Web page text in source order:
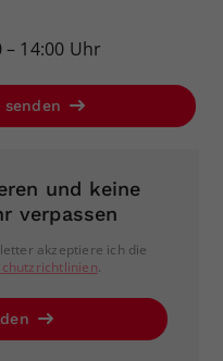
14:00 Uhr
senden
und keine
verpassen
akzeptiere ich die
.